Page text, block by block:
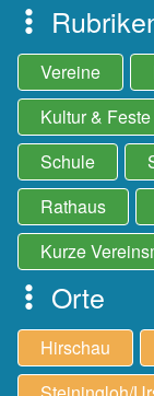
Vereine
Kultur & Feste
Schule
Rathaus
Kurze
Orte
Hirschau